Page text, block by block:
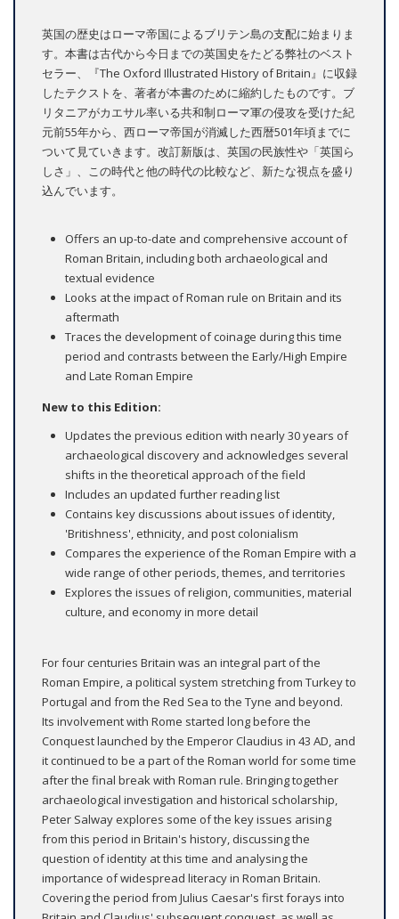
英国の歴史はローマ帝国によるブリテン島の支配に始まりま
す。本書は古代から今日までの英国史をたどる弊社のベスト
セラー、『The Oxford Illustrated History of Britain』に収録
したテクストを、著者が本書のために縮約したものです。ブ
リタニアがカエサル率いる共和制ローマ軍の侵攻を受けた紀
元前55年から、西ローマ帝国が消滅した西暦501年頃までに
ついて見ていきます。改訂新版は、英国の民族性や「英国ら
しさ」、この時代と他の時代の比較など、新たな視点を盛り
込んでいます。
Offers an up-to-date and comprehensive account of
Roman Britain, including both archaeological and
textual evidence
Looks at the impact of Roman rule on Britain and its
aftermath
Traces the development of coinage during this time
period and contrasts between the Early/High Empire
and Late Roman Empire
New to this Edition:
Updates the previous edition with nearly 30 years of
archaeological discovery and acknowledges several
shifts in the theoretical approach of the field
Includes an updated further reading list
Contains key discussions about issues of identity,
'Britishness', ethnicity, and post colonialism
Compares the experience of the Roman Empire with a
wide range of other periods, themes, and territories
Explores the issues of religion, communities, material
culture, and economy in more detail
For four centuries Britain was an integral part of the
Roman Empire, a political system stretching from Turkey to
Portugal and from the Red Sea to the Tyne and beyond.
Its involvement with Rome started long before the
Conquest launched by the Emperor Claudius in 43 AD, and
it continued to be a part of the Roman world for some time
after the final break with Roman rule. Bringing together
archaeological investigation and historical scholarship,
Peter Salway explores some of the key issues arising
from this period in Britain's history, discussing the
question of identity at this time and analysing the
importance of widespread literacy in Roman Britain.
Covering the period from Julius Caesar's first forays into